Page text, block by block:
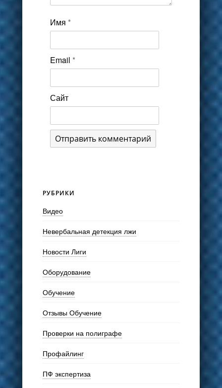
Имя *
Email *
Сайт
РУБРИКИ
Видео
Невербальная детекция лжи
Новости Лиги
Оборудование
Обучение
Отзывы Обучение
Проверки на полиграфе
Профайлинг
ПФ экспертиза